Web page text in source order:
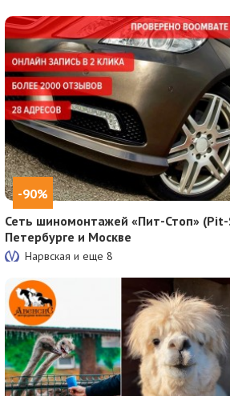
-90%
Сеть шиномонтажей «Пит-Стоп»
Петербурге и Москве
Нарвская и еще8